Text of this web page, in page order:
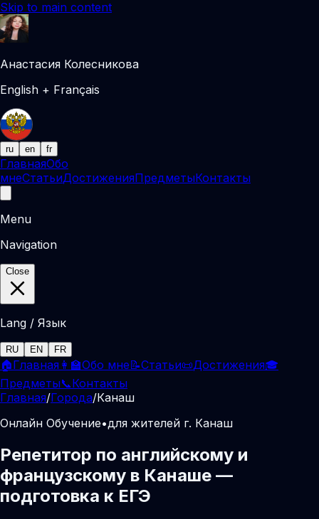
Skip to main content
Анастасия Колесникова
English + Français
ru en fr
ГлавнаяОбо
мнеСтатьиДостиженияПредметыКонтакты
Menu
Navigation
Close
Lang / Язык
RU EN FR
🏠Главная 👩‍🏫Обо мне📝Статьи📜Достижения🎓
Предметы📞Контакты
Главная/Города/Канаш
Онлайн Обучение•для жителей г. Канаш
Репетитор по английскому и
французскому в Канаше —
подготовка к ЕГЭ